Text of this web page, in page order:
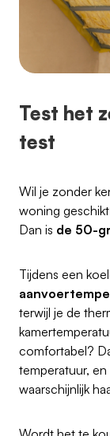
Test het
test
Wil je zonder
woning
Dan is de 50-
Tijdens een
terwijl je de
comfortabel?
temperatuur,
waarschijnlijk